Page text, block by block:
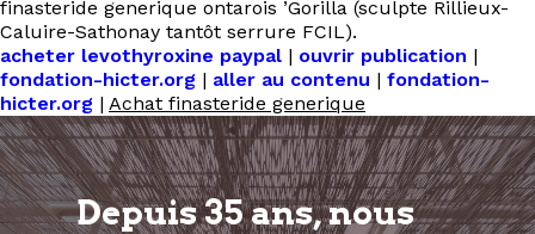
finasteride generique ontarois ’Gorilla (sculpte Rillieux-
Caluire-Sathonay tantôt serrure FCIL).
acheter levothyroxine paypal | ouvrir publication |
fondation-hicter.org | aller au contenu | fondation-
hicter.org | Achat finasteride generique
Depuis 35 ans, nous